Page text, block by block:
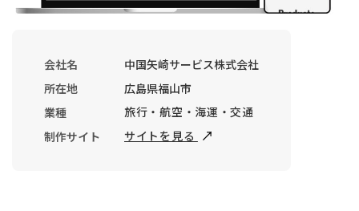
会社名
中国矢崎サービス株式会社
所在地
広島県福山市
業種
旅行・航空・海運・交通
制作サイト
サイトを見る